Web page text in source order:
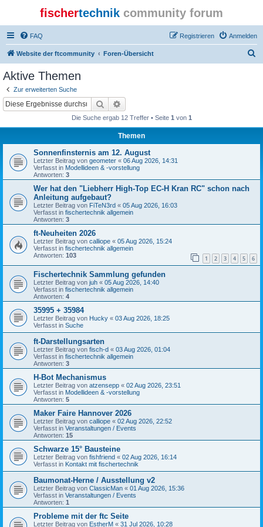
fischertechnik community forum
FAQ Anmelden
Registrieren
Website der ftcommunity Foren-Übersicht
Aktive Themen
Zur erweiterten Suche
Suche
Die Suche ergab 12 Treffer • Seite 1 von 1
Themen
Sonnenfinsternis am 12. August
Letzter Beitrag von geometer « 06 Aug 2026, 14:31
Verfasst in Modellideen & -vorstellung
Antworten: 3
Wer hat den "Liebherr High-Top EC-H Kran RC" schon nach
Anleitung aufgebaut?
Letzter Beitrag von FiTeN3rd « 05 Aug 2026, 16:03
Verfasst in fischertechnik allgemein
Antworten: 3
ft-Neuheiten 2026
Letzter Beitrag von calliope « 05 Aug 2026, 15:24
Verfasst in fischertechnik allgemein
Antworten: 103 1 2 3 4 5 6
Fischertechnik Sammlung gefunden
Letzter Beitrag von juh « 05 Aug 2026, 14:40
Verfasst in fischertechnik allgemein
Antworten: 4
35995 + 35984
Letzter Beitrag von Hucky « 03 Aug 2026, 18:25
Verfasst in Suche
ft-Darstellungsarten
Letzter Beitrag von fisch-d « 03 Aug 2026, 01:04
Verfasst in fischertechnik allgemein
Antworten: 3
H-Bot Mechanismus
Letzter Beitrag von atzensepp « 02 Aug 2026, 23:51
Verfasst in Modellideen & -vorstellung
Antworten: 5
Maker Faire Hannover 2026
Letzter Beitrag von calliope « 02 Aug 2026, 22:52
Verfasst in Veranstaltungen / Events
Antworten: 15
Schwarze 15° Bausteine
Letzter Beitrag von fishfriend « 02 Aug 2026, 16:14
Verfasst in Kontakt mit fischertechnik
Baumonat-Herne / Ausstellung v2
Letzter Beitrag von ClassicMan « 01 Aug 2026, 15:36
Verfasst in Veranstaltungen / Events
Antworten: 1
Probleme mit der ftc Seite
Letzter Beitrag von EstherM « 31 Jul 2026, 10:28